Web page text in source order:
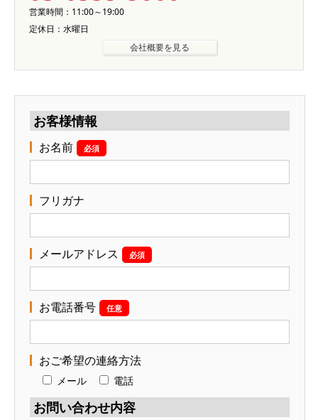
営業時間：11:00～19:00
定休日：水曜日
会社概要を見る
お客様情報
お名前 必須
フリガナ
メールアドレス 必須
お電話番号 任意
おご希望の連絡方法
メール 電話
お問い合わせ内容